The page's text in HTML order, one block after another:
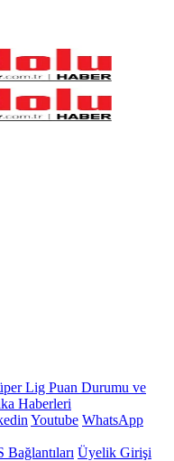
Lig Puan Durumu ve
Haberleri
Youtube WhatsApp
Bağlantıları Üyelik Girişi